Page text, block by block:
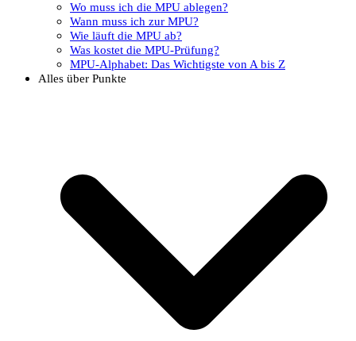
Wo muss ich die MPU ablegen?
Wann muss ich zur MPU?
Wie läuft die MPU ab?
Was kostet die MPU-Prüfung?
MPU-Alphabet: Das Wichtigste von A bis Z
Alles über Punkte